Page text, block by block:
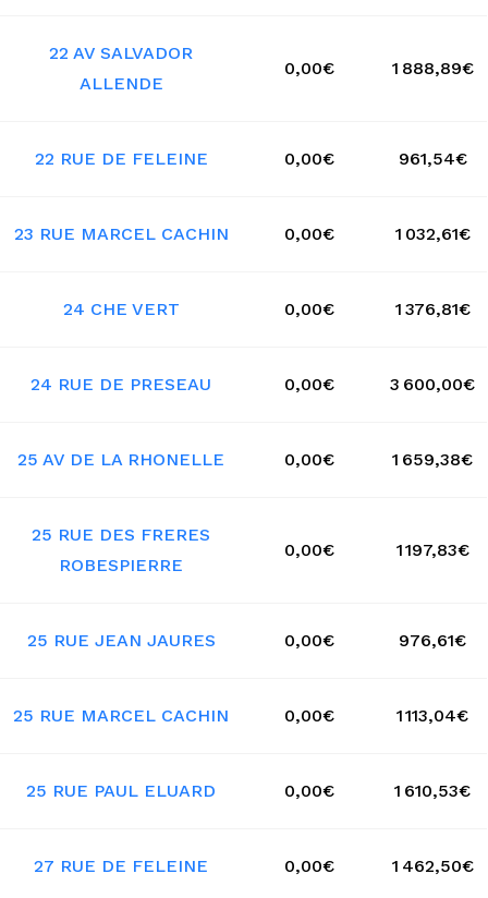
22 AV SALVADOR
ALLENDE
0,00€ 1 888,89€
22 RUE DE FELEINE 0,00€ 961,54€
23 RUE MARCEL CACHIN 0,00€ 1 032,61€
24 CHE VERT 0,00€ 1 376,81€
24 RUE DE PRESEAU 0,00€ 3 600,00€
25 AV DE LA RHONELLE 0,00€ 1 659,38€
25 RUE DES FRERES
ROBESPIERRE
0,00€ 1 197,83€
25 RUE JEAN JAURES 0,00€ 976,61€
25 RUE MARCEL CACHIN 0,00€ 1 113,04€
25 RUE PAUL ELUARD 0,00€ 1 610,53€
27 RUE DE FELEINE 0,00€ 1 462,50€